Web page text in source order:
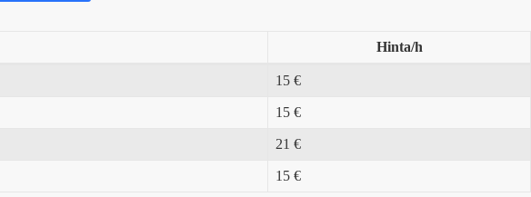
Hinta/h
15 €
15 €
21 €
15 €